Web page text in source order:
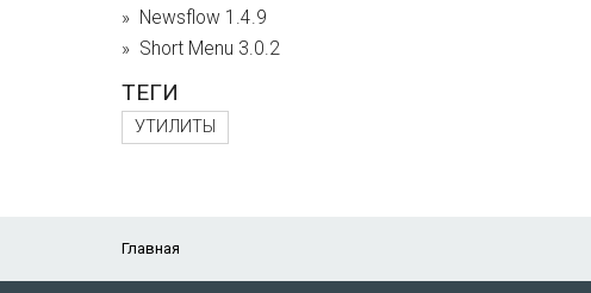
Newsflow 1.4.9
Short Menu 3.0.2
ТЕГИ
УТИЛИТЫ
Главная